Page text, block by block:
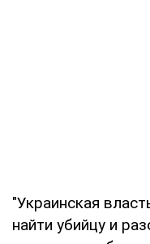
"Украинская
найти убийцу и